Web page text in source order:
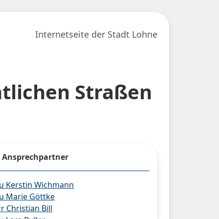
Internetseite der Stadt Lohne
Straßen
Ansprechpartner
Kerstin Wichmann
Marie Göttke
Christian Bill